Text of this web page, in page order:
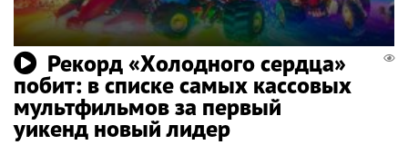
Рекорд «Холодного сердца»
побит: в списке самых кассовых
мультфильмов за первый
уикенд новый лидер